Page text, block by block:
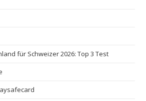
für Schweizer 2026: Top 3 Test